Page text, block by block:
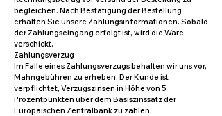
begleichen. Nach Bestätigung der Bestellung
erhalten Sie unsere Zahlungsinformationen. Sobald
der Zahlungseingang erfolgt ist, wird die Ware
verschickt.
Zahlungsverzug
Im Falle eines Zahlungsverzugs behalten wir uns vor,
Mahngebühren zu erheben. Der Kunde ist
verpflichtet, Verzugszinsen in Höhe von 5
Prozentpunkten über dem Basiszinssatz der
Europäischen Zentralbank zu zahlen.